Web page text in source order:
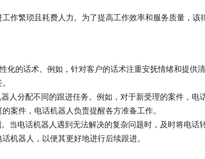
作繁琐且耗费人力。为了提高工作效率和服务质量，该
化的话术。例如，针对客户的话术注重安抚情绪和提供
人分配不同的跟进任务。例如，对于新受理的案件，电
案件，电话机器人负责提醒各方准备工作。
当电话机器人遇到无法解决的复杂问题时，及时将电话
机器人，以便其更好地进行后续跟进。